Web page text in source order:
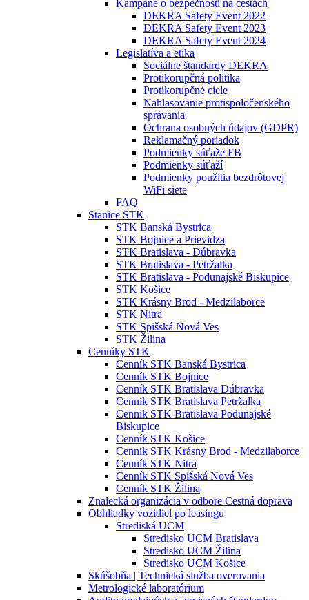
Kampane o bezpečnosti na cestách
DEKRA Safety Event 2022
DEKRA Safety Event 2023
DEKRA Safety Event 2024
Legislatíva a etika
Sociálne štandardy DEKRA
Protikorupčná politika
Protikorupčné ciele
Nahlasovanie protispoločenského
správania
Ochrana osobných údajov (GDPR)
Reklamačný poriadok
Podmienky súťaže FB
Podmienky súťaží
Podmienky použitia bezdrôtovej
WiFi siete
FAQ
Stanice STK
STK Banská Bystrica
STK Bojnice a Prievidza
STK Bratislava - Dúbravka
STK Bratislava - Petržalka
STK Bratislava - Podunajské Biskupice
STK Košice
STK Krásny Brod - Medzilaborce
STK Nitra
STK Spišská Nová Ves
STK Žilina
Cenníky STK
Cenník STK Banská Bystrica
Cenník STK Bojnice
Cenník STK Bratislava Dúbravka
Cenník STK Bratislava Petržalka
Cennik STK Bratislava Podunajské
Biskupice
Cenník STK Košice
Cenník STK Krásny Brod - Medzilaborce
Cenník STK Nitra
Cenník STK Spišská Nová Ves
Cenník STK Žilina
Znalecká organizácia v odbore Cestná doprava
Obhliadky vozidiel po leasingu
Strediská UCM
Stredisko UCM Bratislava
Stredisko UCM Žilina
Stredisko UCM Košice
Skúšobňa | Technická služba overovania
Metrologické laboratórium